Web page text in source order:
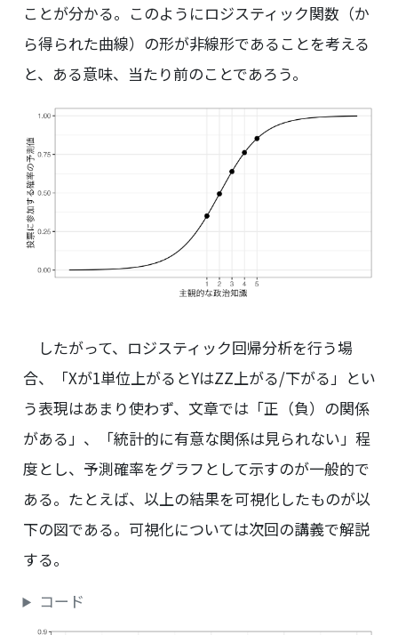
ことが分かる。このようにロジスティック関数（か
ら得られた曲線）の形が非線形であることを考える
と、ある意味、当たり前のことであろう。
したがって、ロジスティック回帰分析を行う場
合、「Xが1単位上がるとYはZZ上がる/下がる」とい
う表現はあまり使わず、文章では「正（負）の関係
がある」、「統計的に有意な関係は見られない」程
度とし、予測確率をグラフとして示すのが一般的で
ある。たとえば、以上の結果を可視化したものが以
下の図である。可視化については次回の講義で解説
する。
コード